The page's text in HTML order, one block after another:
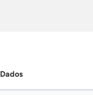
Dados